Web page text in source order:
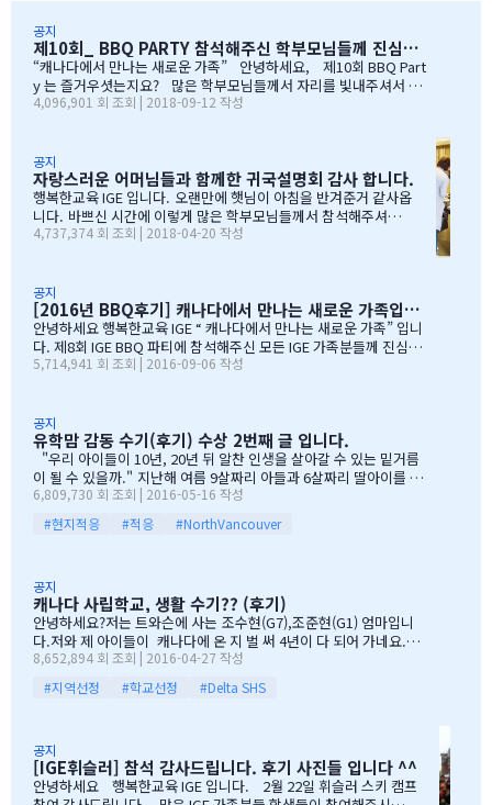
공지
제10회_ BBQ PARTY 참석해주신 학부모님들께 진심으로 감사드립니다
“캐나다에서 만나는 새로운 가족” 안녕하세요, 제10회 BBQ Part
y 는 즐거우셧는지요? 많은 학부모님들께서 자리를 빛내주셔서 너
무 감사합니다. 오전에 비가 와서 많이 걱정을 하엿지만, 다행이도
무 감사하엿지요. (아마 작년에 참석하셧던 학부모님들은 아주 아주
잘 아셧을것입니다 ^^). 매년 여름의 BBQ 파티는 WELCOME TO C
ANADA & WELCOME TO IGE 의미를 두고 있습니다. Q & A 에서 I
GE 의 Motto 에 대해서, 언급드린봐와 같이, 행사 준비에 음식준비
그리고 상품 물건을 구입하면서, 필요하신 생필품(?)이 무엇인지? 고
4,096,901 회 조회 | 2018-09-12 작성
공지
자랑스러운 어머님들과 함께한 귀국설명회 감사 합니다.
행복한교육 IGE 입니다. 오랜만에 햇님이 아침을 반겨준거 같사옵
니다. 바쁘신 시간에 이렇게 많은 학부모님들께서 참석해주셔서
자리를 빛내주셔서 진심으로 감사 또 감사드립니다. 멀리서 남아
rean 어머님들은 준비성은 최고 인걸 다시 느끼게된 하루엿습니
다. 유학맘이야기에 댓글이 27 이였지만, 참석해주시는 학부모
님들은 50분이 넘으셔서, 처음 오픈닝때 당황스러웠지만요~~ 바
쁘신 와중에 참석해주신 [TD은행,오경호부동산,웨스트캐나다종
합보험,캐나다쉬핑(코쉽해운),한인모터스]VERY 감사드리며, 언제
데 불편한거 없이 꼼꼼히 준비하시기 바라며, 내일이면 아마도 무
한의 카톡 및 연락이 오지않을까 생각이 …
4,737,374 회 조회 | 2018-04-20 작성
공지
[2016년 BBQ후기] 캐나다에서 만나는 새로운 가족입니다
안녕하세요 행복한교육 IGE “ 캐나다에서 만나는 새로운 가족” 입니
다. 제8회 IGE BBQ 파티에 참석해주신 모든 IGE 가족분들께 진심으
로 감사드립니다. 오전에 비가 와서 걱정 또 걱정을 하였지만, 어느
전부터 차근 차근 준비하엿습니다. 많은 IGE 가족분들께서 참석해주
셧으며,(총114가족) 노스밴쿠버,랭리교육청 교육감님들께서도 참석
해주셧습니다. 11시30분부터 오픈닝을 시작하엿고, 12시부터 BBQ
파티 시작으로 START 하엿지요. 그 다음 자녀학생들을 위하여 보물
찻기 그리고 Q & A 를 시작으로 학부모님들께 답을 마추신 분들께 선
물을 증정하는 즐거운 시간을 가져습니다. 매년 여름마다 BBQ 파티
를 진행하면서 시간이 정말 빨리 가는구나 생각이 듭니다. 맨처음…
5,714,941 회 조회 | 2016-09-06 작성
공지
유학맘 감동 수기(후기) 수상 2번째 글 입니다.
"우리 아이들이 10년, 20년 뒤 알찬 인생을 살아갈 수 있는 밑거름
이 될 수 있을까." 지난해 여름 9살짜리 아들과 6살짜리 딸아이를 데
리고 캐나다 밴쿠버로 조기유학을 떠날 결심을 했을 때, 매일밤 떠오
르는 고민이었습니다. 지난 10여년동안 부모님과 함께 삼대가 살아
왔기에 고민은 더욱 컸습니다. 가족이 떨어져 지내는 시간을 나이 드
遷之敎, 맹자의 어머니가 자식을 위해 세 번 이사했다는 뜻)는 못할
망정, 조금이라도 기회가 있을 때 망설이지 말라"는 말로 오히려 제
등을 떠미셨습니다. 경제적인 여건이 딱히 좋은 것도 아니었습니다.
유학비용도 평소 한국에서 들어가던 교육비에 생활비가 조금 더 들어
가는 수준으로 잡았습니다. 자린고비 정신으로 단단히 무장을 했지
요. 어찌보면 단순무식하게 "영어도 배우고 아이들이 살아…
6,809,730 회 조회 | 2016-05-16 작성
#현지적응
#적응 #NorthVancouver
공지
캐나다 사립학교, 생활 수기?? (후기)
안녕하세요?저는 트와슨에 사는 조수현(G7),조준현(G1) 엄마입니
다.저와 제 아이들이 캐나다에 온 지 벌 써 4년이 다 되어 가네요.이
렇게 오래 있게 된 이유는 단 하나 너무 좋아서 입니다.철새도래지 바
다도 가까이 있고 조용하고 제 아이들이 다니는 학교도 너무 좋습니
다.백인 비율도 높고요.ㅎㅎ제가 가장 만족도가 높았던 높게 생각 하
정말 대단합니다.발론티어로 돌아가는 것도 대단하고요. 큰아이가
처음 왔을 떼 G4 영어도 잘 못하고 힘들어 할 때 워낙 엉뚱한 놈이라
엉뚱한 짓을 할 때도 선생님께서 괜찮다고남자아이들은 그렇게 크는
8,652,894 회 조회 | 2016-04-27 작성
#지역선정
#학교선정 #Delta SHS
공지
[IGE휘슬러] 참석 감사드립니다. 후기 사진들 입니다 ^^
안녕하세요 행복한교육 IGE 입니다. 2월 22일 휘슬러 스키 캠프